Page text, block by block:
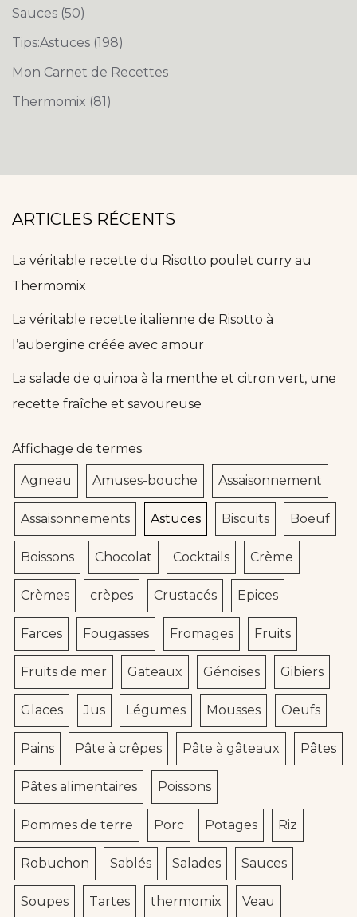
Sauces (50)
Tips:Astuces (198)
Mon Carnet de Recettes
Thermomix (81)
ARTICLES RÉCENTS
La véritable recette du Risotto poulet curry au
Thermomix
La véritable recette italienne de Risotto à
l’aubergine créée avec amour
La salade de quinoa à la menthe et citron vert, une
recette fraîche et savoureuse
Affichage de termes
Agneau Amuses-bouche Assaisonnement
Assaisonnements Astuces Biscuits Boeuf
Boissons Chocolat Cocktails Crème
Crèmes crèpes Crustacés Epices
Farces Fougasses Fromages Fruits
Fruits de mer Gateaux Génoises Gibiers
Glaces Jus Légumes Mousses Oeufs
Pains Pâte à crêpes Pâte à gâteaux Pâtes
Pâtes alimentaires Poissons
Pommes de terre Porc Potages Riz
Robuchon Sablés Salades Sauces
Soupes Tartes thermomix Veau